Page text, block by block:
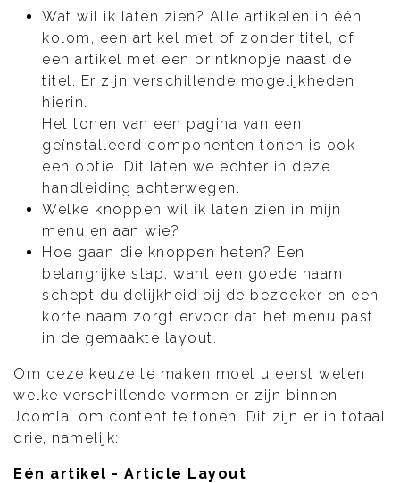
Wat wil ik laten zien? Alle artikelen in één
kolom, een artikel met of zonder titel, of
een artikel met een printknopje naast de
titel. Er zijn verschillende mogelijkheden
hierin.
Het tonen van een pagina van een
geïnstalleerd componenten tonen is ook
een optie. Dit laten we echter in deze
handleiding achterwegen.
Welke knoppen wil ik laten zien in mijn
menu en aan wie?
Hoe gaan die knoppen heten? Een
belangrijke stap, want een goede naam
schept duidelijkheid bij de bezoeker en een
korte naam zorgt ervoor dat het menu past
in de gemaakte layout.
Om deze keuze te maken moet u eerst weten
welke verschillende vormen er zijn binnen
Joomla! om content te tonen. Dit zijn er in totaal
drie, namelijk:
Eén artikel - Article Layout